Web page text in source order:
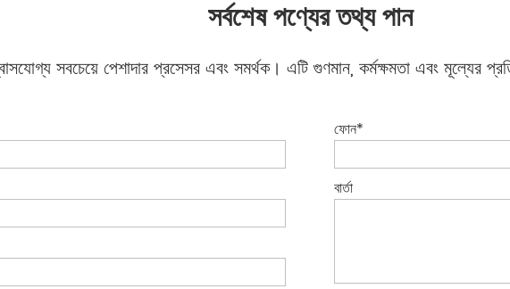
সর্বশেষ পণ্যের তথ্য পান
সবচেয়ে পেশাদার প্রসেসর এবং সমর্থক। এটি গুণমান, কর্মক্ষমতা এবং মূল্যের
ফোন*
বার্তা